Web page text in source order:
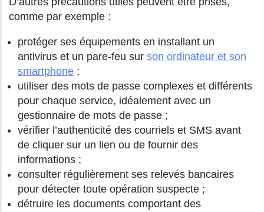
comme par exemple :
protéger ses équipements en installant un
antivirus et un pare-feu sur son ordinateur et son
smartphone ;
utiliser des mots de passe complexes et différents
pour chaque service, idéalement avec un
gestionnaire de mots de passe ;
vérifier l’authenticité des courriels et SMS avant
de cliquer sur un lien ou de fournir des
informations ;
consulter régulièrement ses relevés bancaires
pour détecter toute opération suspecte ;
détruire les documents comportant des